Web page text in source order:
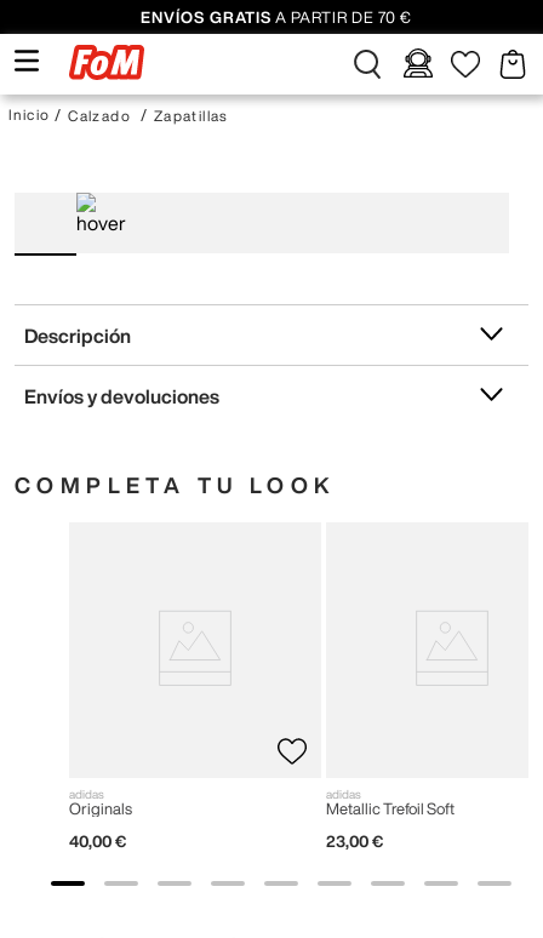
ENVÍOS GRATIS A PARTIR DE 70 €
Calzado Zapatillas
Descripción
Envíos y devoluciones
COMPLETA TU LOOK
adidas
Originals
40,00 €
adidas
Metallic Trefoil Soft
23,00 €